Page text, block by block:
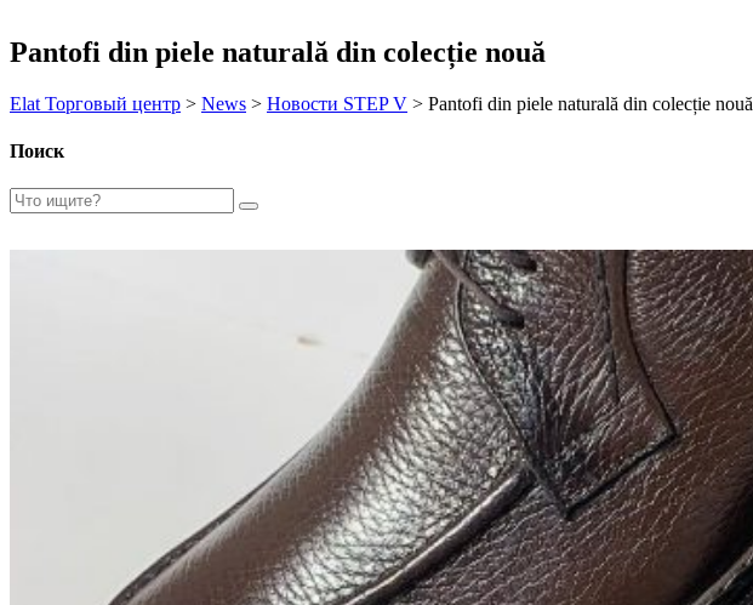
Pantofi din piele naturală din colecție nouă
Elat Торговый центр > News > Новости STEP V > Pantofi din piele naturală din colecție nouă
Поиск